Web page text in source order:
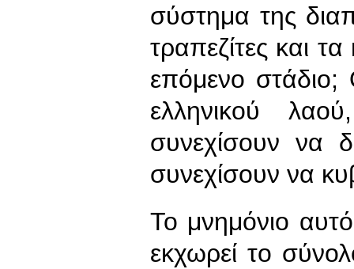
σύστημα της
τραπεζίτες και
επόμενο
ελληνικού
συνεχίσουν να
συνεχίσουν να
Το μνημόνιο
εκχωρεί το